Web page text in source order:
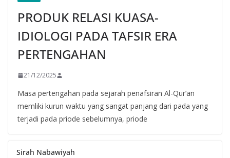
PRODUK RELASI KUASA-
IDIOLOGI PADA TAFSIR ERA
PERTENGAHAN
21/12/2025
Masa pertengahan pada sejarah penafsiran Al-Qur’an
memliki kurun waktu yang sangat panjang dari pada yang
terjadi pada priode sebelumnya, priode
Sirah Nabawiyah